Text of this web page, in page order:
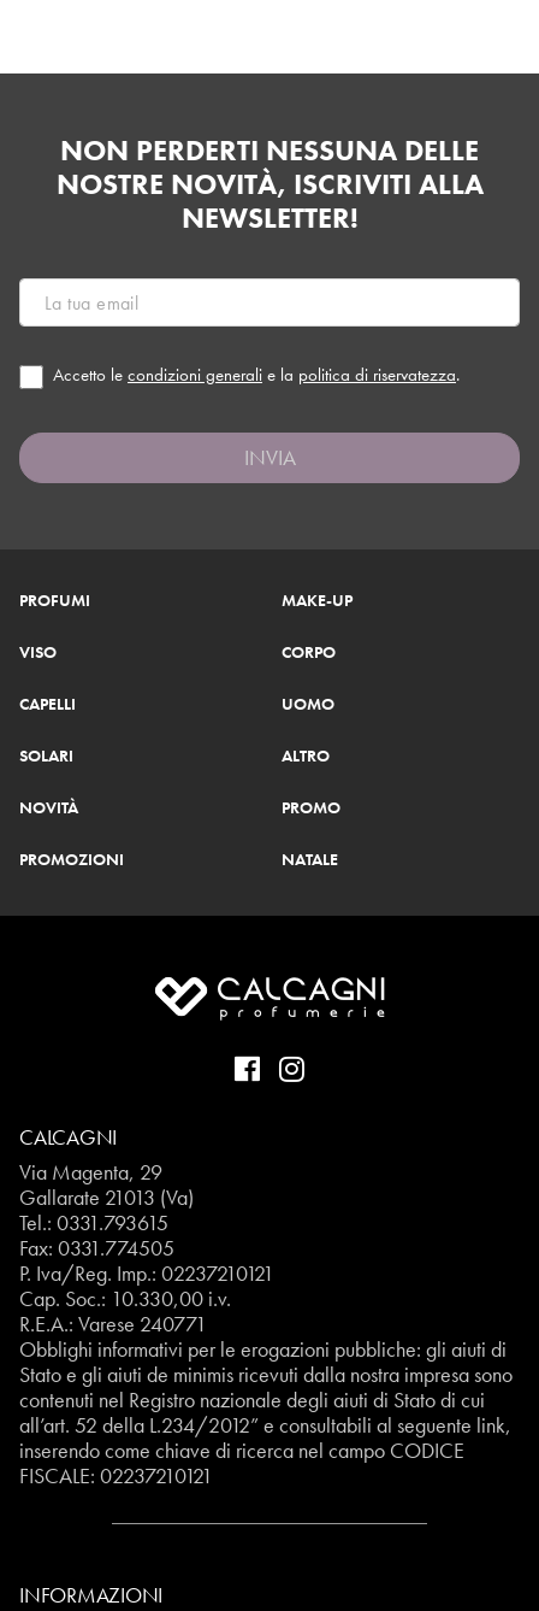
NON PERDERTI NESSUNA DELLE
NOSTRE NOVITÀ, ISCRIVITI ALLA
NEWSLETTER!
Accetto le condizioni generali e la politica di riservatezza.
INVIA
PROFUMI MAKE-UP
VISO CORPO
CAPELLI UOMO
SOLARI ALTRO
NOVITÀ PROMO
PROMOZIONI NATALE
CALCAGNI
Via Magenta, 29
Gallarate 21013 (Va)
Tel.: 0331.793615
Fax: 0331.774505
P. Iva/Reg. Imp.: 02237210121
Cap. Soc.: 10.330,00 i.v.
R.E.A.: Varese 240771
Obblighi informativi per le erogazioni pubbliche: gli aiuti di
Stato e gli aiuti de minimis ricevuti dalla nostra impresa sono
contenuti nel Registro nazionale degli aiuti di Stato di cui
all’art. 52 della L.234/2012” e consultabili al seguente link,
inserendo come chiave di ricerca nel campo CODICE
FISCALE: 02237210121
INFORMAZIONI